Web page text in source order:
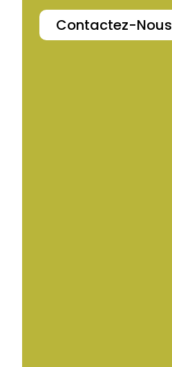
Contactez-Nous